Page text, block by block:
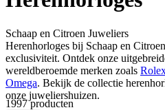
Schaap en Citroen Juweliers
Herenhorloges bij Schaap en
exclusiviteit. Ontdek onze
wereldberoemde merken zoals
Omega. Bekijk de collectie
onze juweliershuizen.
1997 producten